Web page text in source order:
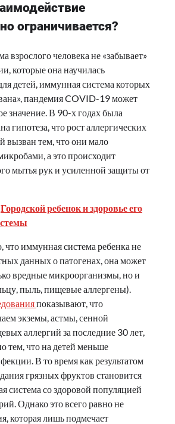
ограничивается?
взрослого человека не «забывает»
которые она научилась
детей, иммунная система которых
пандемия COVID-19 может
значение. В 90-х годах была
гипотеза, что рост аллергических
вызван тем, что они мало
а это происходит
мытья рук и усиленной защиты от
Городской ребенок и здоровье его
что иммунная система ребенка не
данных о патогенах, она может
вредные микроорганизмы, но и
пыль, пищевые аллергены).
показывают, что
экземы, астмы, сенной
аллергий за последние 30 лет,
тем, что на детей меньше
В то время как результатом
грязных фруктов становится
система со здоровой популяцией
Однако это всего равно не
которая лишь подмечает